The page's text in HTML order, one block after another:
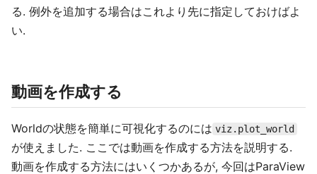
る. 例外を追加する場合はこれより先に指定しておけばよ
い.
動画を作成する
Worldの状態を簡単に可視化するのには viz.plot_world
が使えました. ここでは動画を作成する方法を説明する.
動画を作成する方法にはいくつかあるが, 今回はParaView